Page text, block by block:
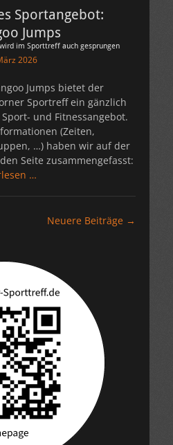
Sportangebot:
Jumps
im Sporttreff auch gesprungen
2026
Jumps bietet der
Sportreff ein gänzlich
und Fitnessangebot.
(Zeiten,
…) haben wir auf der
Seite zusammengefasst:
…
Neuere Beiträge →